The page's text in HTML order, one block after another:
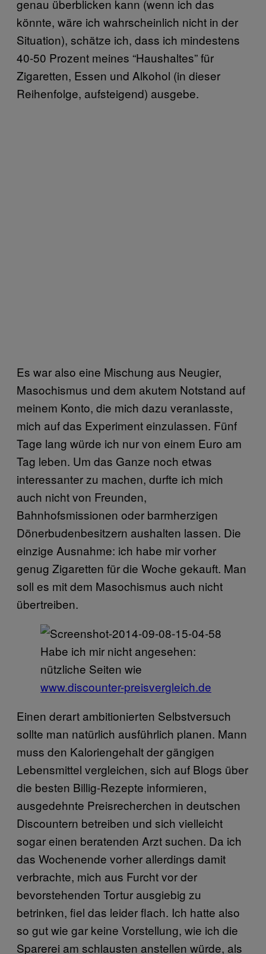
genau überblicken kann (wenn ich das
könnte, wäre ich wahrscheinlich nicht in der
Situation), schätze ich, dass ich mindestens
40-50 Prozent meines “Haushaltes” für
Zigaretten, Essen und Alkohol (in dieser
Reihenfolge, aufsteigend) ausgebe.
Es war also eine Mischung aus Neugier,
Masochismus und dem akutem Notstand auf
meinem Konto, die mich dazu veranlasste,
mich auf das Experiment einzulassen. Fünf
Tage lang würde ich nur von einem Euro am
Tag leben. Um das Ganze noch etwas
interessanter zu machen, durfte ich mich
auch nicht von Freunden,
Bahnhofsmissionen oder barmherzigen
Dönerbudenbesitzern aushalten lassen. Die
einzige Ausnahme: ich habe mir vorher
genug Zigaretten für die Woche gekauft. Man
soll es mit dem Masochismus auch nicht
übertreiben.
Habe ich mir nicht angesehen:
nützliche Seiten wie
www.discounter-preisvergleich.de
Einen derart ambitionierten Selbstversuch
sollte man natürlich ausführlich planen. Mann
muss den Kaloriengehalt der gängigen
Lebensmittel vergleichen, sich auf Blogs über
die besten Billig-Rezepte informieren,
ausgedehnte Preisrecherchen in deutschen
Discountern betreiben und sich vielleicht
sogar einen beratenden Arzt suchen. Da ich
das Wochenende vorher allerdings damit
verbrachte, mich aus Furcht vor der
bevorstehenden Tortur ausgiebig zu
betrinken, fiel das leider flach. Ich hatte also
so gut wie gar keine Vorstellung, wie ich die
Sparerei am schlausten anstellen würde, als